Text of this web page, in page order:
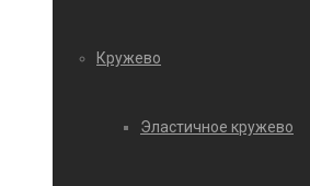
Кружево
Эластичное кружево